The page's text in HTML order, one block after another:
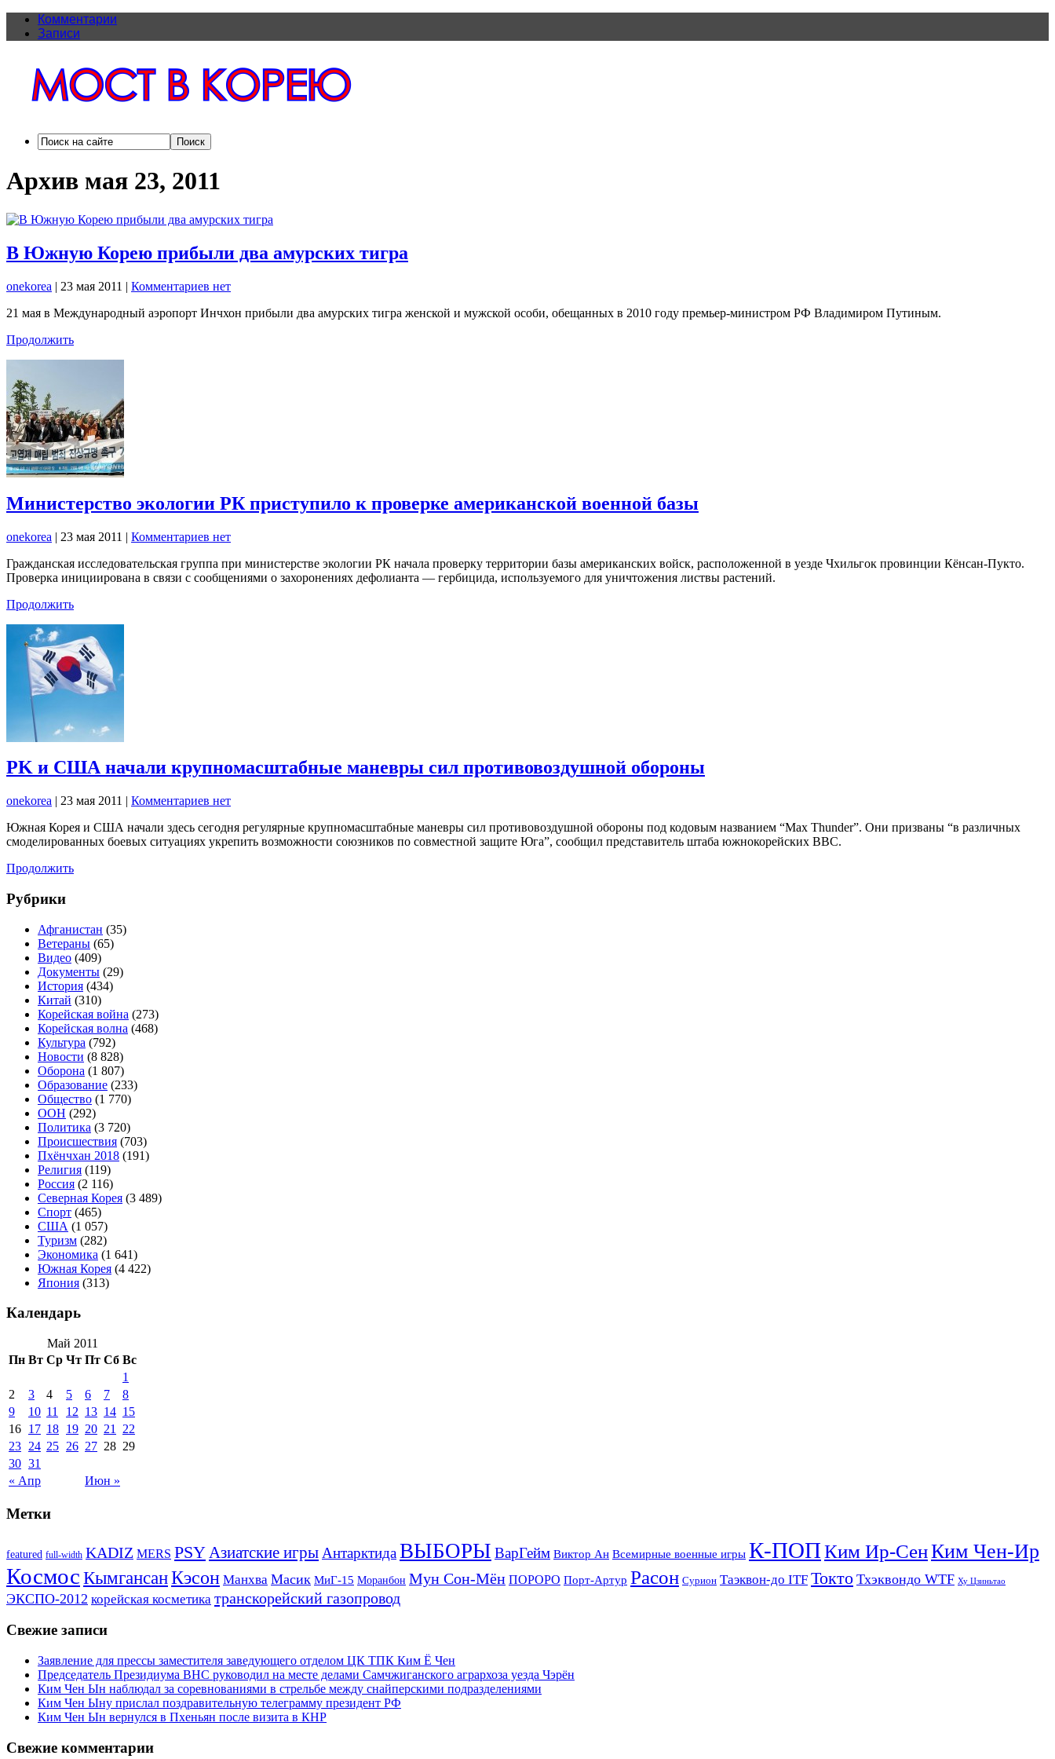
Комментарии
Записи
Архив мая 23, 2011
В Южную Корею прибыли два амурских тигра
onekorea | 23 мая 2011 | Комментариев нет
21 мая в Международный аэропорт Инчхон прибыли два амурских тигра женской и мужской особи, обещанных в 2010 году премьер-министром РФ Владимиром Путиным.
Продолжить
Министерство экологии РК приступило к проверке американской военной базы
onekorea | 23 мая 2011 | Комментариев нет
Гражданская исследовательская группа при министерстве экологии РК начала проверку территории базы американских войск, расположенной в уезде Чхильгок провинции Кёнсан-Пукто.
Проверка инициирована в связи с сообщениями о захоронениях дефолианта — гербицида, используемого для уничтожения листвы растений.
Продолжить
PK и США начали крупномасштабные маневры сил противовоздушной обороны
onekorea | 23 мая 2011 | Комментариев нет
Южная Корея и США начали здесь сегодня регулярные крупномасштабные маневры сил противовоздушной обороны под кодовым названием “Max Thunder”. Они призваны “в различных
смоделированных боевых ситуациях укрепить возможности союзников по совместной защите Юга”, сообщил представитель штаба южнокорейских ВВС.
Продолжить
Рубрики
Афганистан (35)
Ветераны (65)
Видео (409)
Документы (29)
История (434)
Китай (310)
Корейская война (273)
Корейская волна (468)
Культура (792)
Новости (8 828)
Оборона (1 807)
Образование (233)
Общество (1 770)
ООН (292)
Политика (3 720)
Происшествия (703)
Пхёнчхан 2018 (191)
Религия (119)
Россия (2 116)
Северная Корея (3 489)
Спорт (465)
США (1 057)
Туризм (282)
Экономика (1 641)
Южная Корея (4 422)
Япония (313)
Календарь
Май 2011
Пн Вт Ср Чт Пт Сб Вс
« Апр Июн »
1
2
3 4 5 6 7
8
9
10 11 12 13 14 15
16 17 18 19 20 21
22
23 24 25 26 27 28 29
30 31
Метки
featured full-width KADIZ MERS PSY Азиатские игры АнтарктидаВЫБОРЫ ВарГейм Виктор Ан Всемирные военные игры К-ПОПКим Ир-СенКим Чен-Ир
Космос КымгансанКэсон Манхва Масик МиГ-15 Моранбон Мун Сон-Мён ПОРОРО Порт-Артур Расон Сурион Таэквон-до ITF Токто Тхэквондо WTF Ху Цзиньтао
ЭКСПО-2012 корейская косметика транскорейский газопровод
Свежие записи
Заявление для прессы заместителя заведующего отделом ЦК ТПК Ким Ё Чен
Председатель Президиума ВНС руководил на месте делами Самчжиганского агрархоза уезда Чэрён
Ким Чен Ын наблюдал за соревнованиями в стрельбе между снайперскими подразделениями
Ким Чен Ыну прислал поздравительную телеграмму президент РФ
Ким Чен Ын вернулся в Пхеньян после визита в КНР
Свежие комментарии